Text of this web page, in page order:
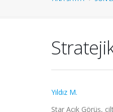
Yıldız M.
Star Açık Görüş,